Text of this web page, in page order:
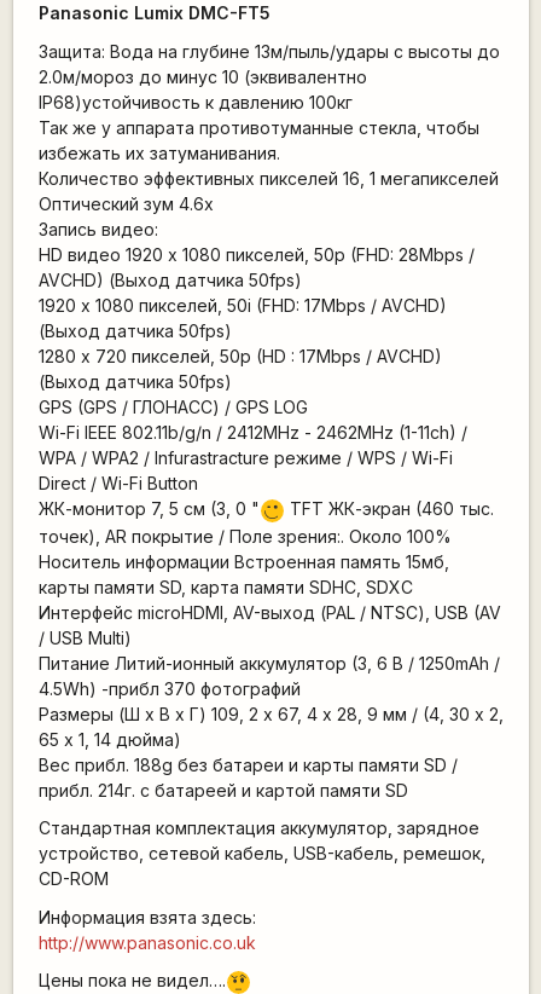
Panasonic Lumix DMC-FT5
Защита: Вода на глубине 13м/пыль/удары с высоты до
2.0м/мороз до минус 10 (эквивалентно
IP68)устойчивость к давлению 100кг
Так же у аппарата противотуманные стекла, чтобы
избежать их затуманивания.
Количество эффективных пикселей 16, 1 мегапикселей
Оптический зум 4.6x
Запись видео:
HD видео 1920 x 1080 пикселей, 50p (FHD: 28Mbps /
AVCHD) (Выход датчика 50fps)
1920 х 1080 пикселей, 50i (FHD: 17Mbps / AVCHD)
(Выход датчика 50fps)
1280 х 720 пикселей, 50p (HD : 17Mbps / AVCHD)
(Выход датчика 50fps)
GPS (GPS / ГЛОНАСС) / GPS LOG
Wi-Fi IEEE 802.11b/g/n / 2412MHz - 2462MHz (1-11ch) /
WPA / WPA2 / Infurastracture режиме / WPS / Wi-Fi
Direct / Wi-Fi Button
ЖК-монитор 7, 5 см (3, 0 " ;)
TFT ЖК-экран (460 тыс.
точек), AR покрытие / Поле зрения:. Около 100%
Носитель информации Встроенная память 15мб,
карты памяти SD, карта памяти SDHC, SDXC
Интерфейс microHDMI, AV-выход (PAL / NTSC), USB (AV
/ USB Multi)
Питание Литий-ионный аккумулятор (3, 6 В / 1250mAh /
4.5Wh) -прибл 370 фотографий
Размеры (Ш х В х Г) 109, 2 х 67, 4 х 28, 9 мм / (4, 30 х 2,
65 х 1, 14 дюйма)
Вес прибл. 188g без батареи и карты памяти SD /
прибл. 214г. с батареей и картой памяти SD
Стандартная комплектация аккумулятор, зарядное
устройство, сетевой кабель, USB-кабель, ремешок,
CD-ROM
Информация взята здесь:
http://www.panasonic.co.uk
Цены пока не видел….???